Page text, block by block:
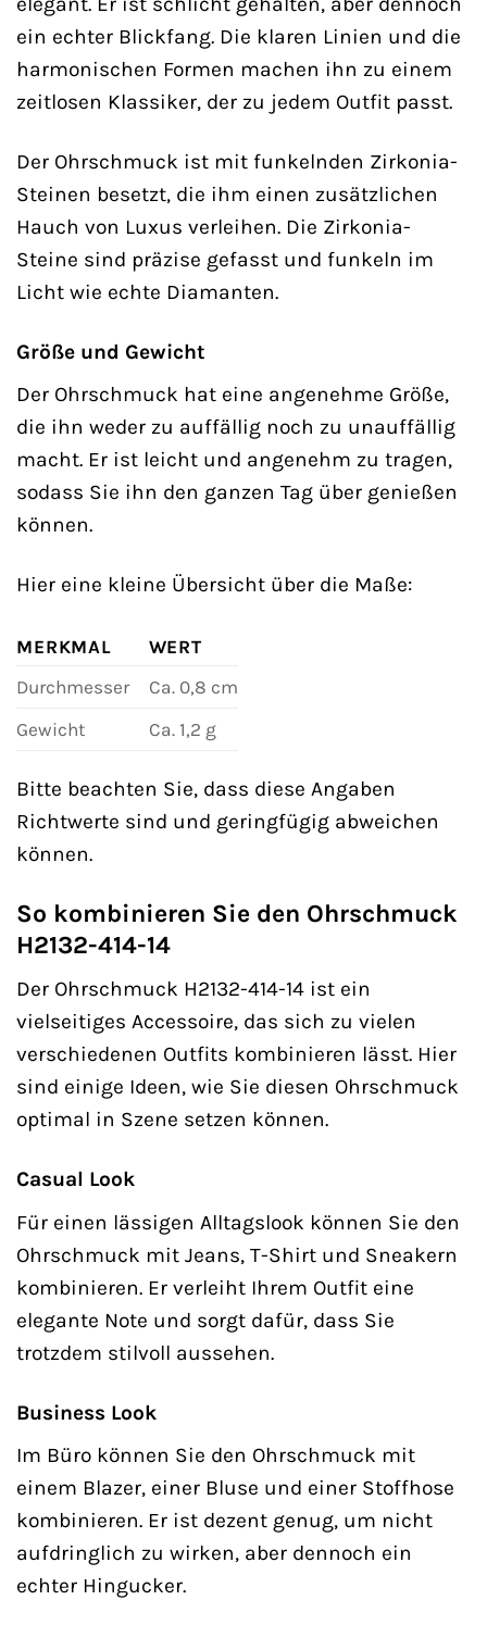
ein echter Blickfang. Die klaren Linien und die
harmonischen Formen machen ihn zu einem
zeitlosen Klassiker, der zu jedem Outfit passt.
Der Ohrschmuck ist mit funkelnden Zirkonia-
Steinen besetzt, die ihm einen zusätzlichen
Hauch von Luxus verleihen. Die Zirkonia-
Steine sind präzise gefasst und funkeln im
Licht wie echte Diamanten.
Größe und Gewicht
Der Ohrschmuck hat eine angenehme Größe,
die ihn weder zu auffällig noch zu unauffällig
macht. Er ist leicht und angenehm zu tragen,
sodass Sie ihn den ganzen Tag über genießen
können.
Hier eine kleine Übersicht über die Maße:
MERKMAL
WERT
Durchmesser
Ca. 0,8 cm
Gewicht
Ca. 1,2 g
Bitte beachten Sie, dass diese Angaben
Richtwerte sind und geringfügig abweichen
können.
So kombinieren Sie den Ohrschmuck
H2132-414-14
Der Ohrschmuck H2132-414-14 ist ein
vielseitiges Accessoire, das sich zu vielen
verschiedenen Outfits kombinieren lässt. Hier
sind einige Ideen, wie Sie diesen Ohrschmuck
optimal in Szene setzen können.
Casual Look
Für einen lässigen Alltagslook können Sie den
Ohrschmuck mit Jeans, T-Shirt und Sneakern
kombinieren. Er verleiht Ihrem Outfit eine
elegante Note und sorgt dafür, dass Sie
trotzdem stilvoll aussehen.
Business Look
Im Büro können Sie den Ohrschmuck mit
einem Blazer, einer Bluse und einer Stoffhose
kombinieren. Er ist dezent genug, um nicht
aufdringlich zu wirken, aber dennoch ein
echter Hingucker.